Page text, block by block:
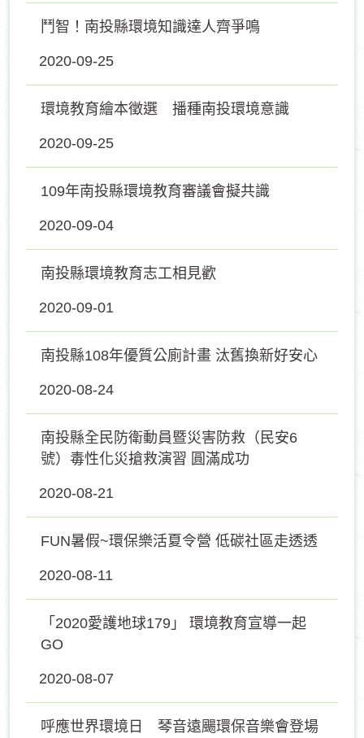
鬥智！南投縣環境知識達人齊爭鳴
2020-09-25
環境教育繪本徵選 播種南投環境意識
2020-09-25
109年南投縣環境教育審議會擬共識
2020-09-04
南投縣環境教育志工相見歡
2020-09-01
南投縣108年優質公廁計畫 汰舊換新好安心
2020-08-24
南投縣全民防衛動員暨災害防救（民安6
號）毒性化災搶救演習 圓滿成功
2020-08-21
FUN暑假~環保樂活夏令營 低碳社區走透透
2020-08-11
「2020愛護地球179」 環境教育宣導一起
GO
2020-08-07
呼應世界環境日 琴音遠颺環保音樂會登場